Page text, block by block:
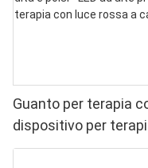
Guanto per terapia
dispositivo per
bifacciale per